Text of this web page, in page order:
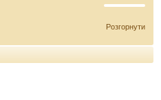
Розгорнути